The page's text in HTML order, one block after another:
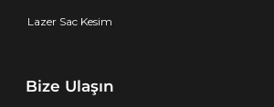
Lazer Sac Kesim
Bize Ulaşın